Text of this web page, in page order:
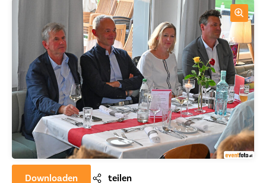
Downloaden teilen